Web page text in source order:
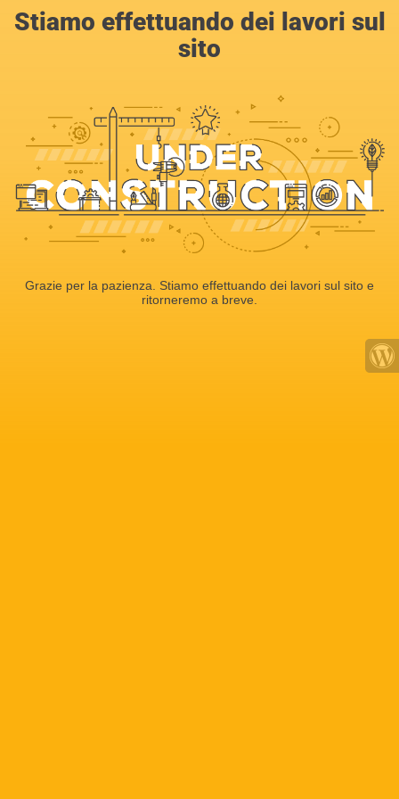
Stiamo effettuando dei lavori sul
sito
Grazie per la pazienza. Stiamo effettuando dei lavori sul sito e
ritorneremo a breve.